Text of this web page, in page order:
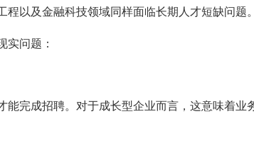
以及金融科技领域同样面临长期人才短缺问题。
实问题：
完成招聘。对于成长型企业而言，这意味着业